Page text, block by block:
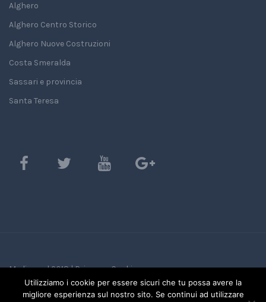
Alghero
Alghero Centro Storico
Alghero Nuove Costruzioni
Costa Smeralda
Sassari e provincia
Santa Teresa
Mediasard 2018 |Privacy e Cookie
Utilizziamo i cookie per essere sicuri che tu possa avere la
migliore esperienza sul nostro sito. Se continui ad utilizzare